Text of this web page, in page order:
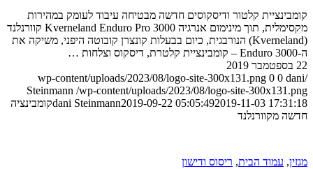
קומבינציית קלטור ודיסקוסים חדשה מבטיחה עיבוד לעומק במהירות
מקסימלית, תוך מינימום אנרגיה Kverneland Enduro Pro 3000 קוורנלנד
(Kverneland) הנורבגית, כיום בבעלות קונצרן קובוטה היפני, משיקה את
ה-Enduro 3000 – קומבינציית קלטרת, דיסקוס וצלחות …
22 בספטמבר 2019
/wp-content/uploads/2023/08/logo-site-300x131.png
0 0 dani
Steinmann /wp-content/uploads/2023/08/logo-site-300x131.png
dani Steinmann2019-09-22 05:05:492019-11-03 17:31:18
קומבינציה
חדשה מקוורנלנד
מגזין, עמוד הבית, ריסוס ודישון